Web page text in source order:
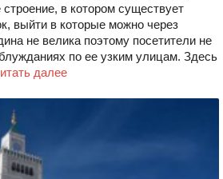
в котором существует
выйти в которые можно через
не велика поэтому посетители не
по ее узким улицам. Здесь
далее